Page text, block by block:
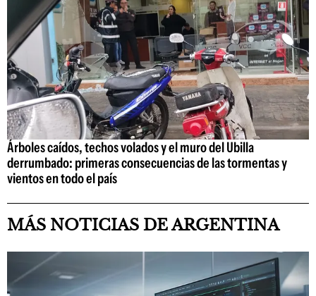
Árboles caídos, techos volados y el muro del Ubilla
derrumbado: primeras consecuencias de las tormentas y
vientos en todo el país
MÁS NOTICIAS DE ARGENTINA